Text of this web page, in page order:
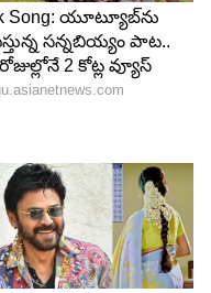
కిర్రాక్ గా ఫోజులిచ్చి
నెటిజన్లు, ఫ్యాన్స్ ఫిదా